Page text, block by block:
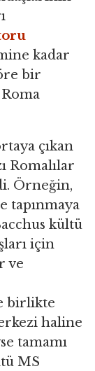
kadar
bir
çıkan
Romalılar
Örneğin,
tapınmaya
kültü
için
ve
birlikte
haline
tamamı
MS